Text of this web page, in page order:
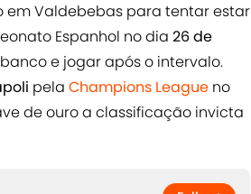
em Valdebebas para tentar estar
Espanhol no dia 26 de
e jogar após o intervalo.
pela Champions League no
de ouro a classificação invicta